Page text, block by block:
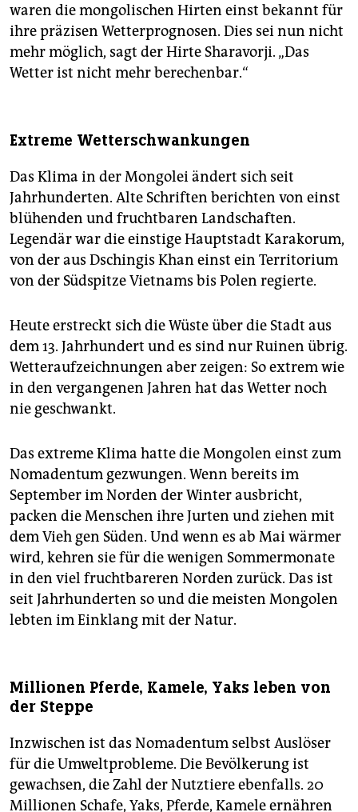
waren die mongolischen Hirten einst bekannt für
ihre präzisen Wetterprognosen. Dies sei nun nicht
mehr möglich, sagt der Hirte Sharavorji. „Das
Wetter ist nicht mehr berechenbar.“
Extreme Wetterschwankungen
Das Klima in der Mongolei ändert sich seit
Jahrhunderten. Alte Schriften berichten von einst
blühenden und fruchtbaren Landschaften.
Legendär war die einstige Hauptstadt Karakorum,
von der aus Dschingis Khan einst ein Territorium
von der Südspitze Vietnams bis Polen regierte.
Heute erstreckt sich die Wüste über die Stadt aus
dem 13. Jahrhundert und es sind nur Ruinen übrig.
Wetteraufzeichnungen aber zeigen: So extrem wie
in den vergangenen Jahren hat das Wetter noch
nie geschwankt.
Das extreme Klima hatte die Mongolen einst zum
Nomadentum gezwungen. Wenn bereits im
September im Norden der Winter ausbricht,
packen die Menschen ihre Jurten und ziehen mit
dem Vieh gen Süden. Und wenn es ab Mai wärmer
wird, kehren sie für die wenigen Sommermonate
in den viel fruchtbareren Norden zurück. Das ist
seit Jahrhunderten so und die meisten Mongolen
lebten im Einklang mit der Natur.
Millionen Pferde, Kamele, Yaks leben von
der Steppe
Inzwischen ist das Nomadentum selbst Auslöser
für die Umweltprobleme. Die Bevölkerung ist
gewachsen, die Zahl der Nutztiere ebenfalls. 20
Millionen Schafe, Yaks, Pferde, Kamele ernähren